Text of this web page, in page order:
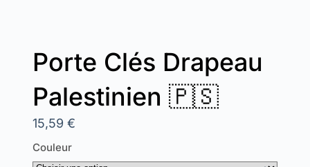
Porte Clés Drapeau
Palestinien 🇵🇸
15,59 €
Couleur